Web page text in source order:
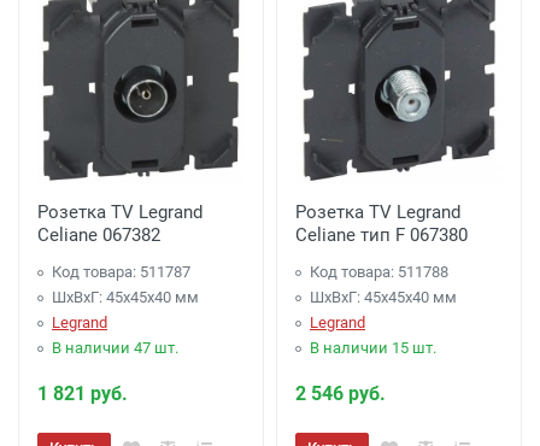
Розетка TV Legrand
Celiane 067382
Код товара: 511787
ШхВхГ: 45x45x40 мм
Legrand
В наличии 47 шт.
1 821 руб.
Розетка TV Legrand
Celiane тип F 067380
Код товара: 511788
ШхВхГ: 45x45x40 мм
Legrand
В наличии 15 шт.
2 546 руб.